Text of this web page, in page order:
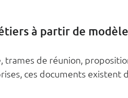
à partir de
trames de réunion,
ces documents existent